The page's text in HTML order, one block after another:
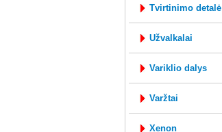
tvirtinimo detalė
užvalkalai
variklio dalys
varžtai
xenon